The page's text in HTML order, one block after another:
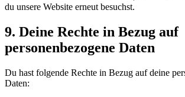
du unsere Website erneut besuchst.
9. Deine Rechte in Bezug auf
personenbezogene Daten
Du hast folgende Rechte in Bezug auf deine
Daten: